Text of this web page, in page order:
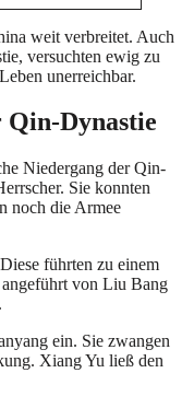
weit verbreitet. Auch
versuchten ewig zu
unerreichbar.
Qin-Dynastie
Niedergang der Qin-
Sie konnten
noch die Armee
führten zu einem
von Liu Bang
ein. Sie zwangen
Xiang Yu ließ den